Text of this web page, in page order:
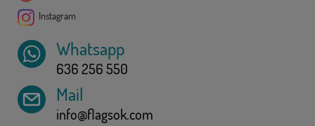
Instagram
Whatsapp
636 256 550
Mail
info@flagsok.com